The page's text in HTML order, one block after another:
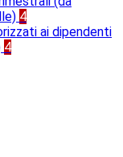
4
ai dipendenti
4